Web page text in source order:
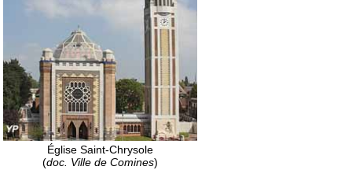
Église Saint-Chrysole
(doc. Ville de Comines)